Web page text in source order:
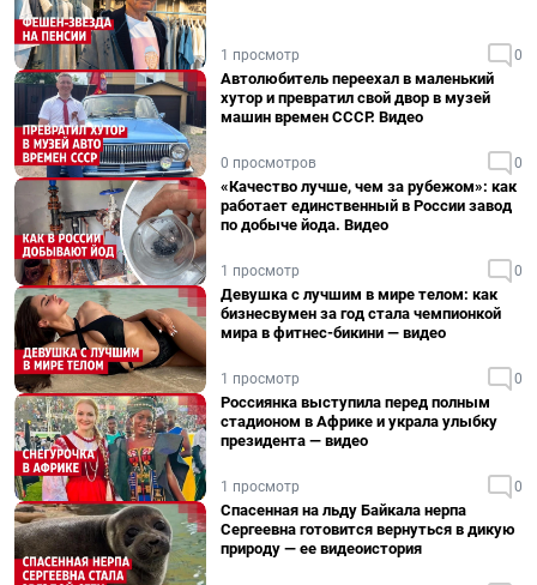
1 просмотр 0
Автолюбитель переехал в маленький
хутор и превратил свой двор в музей
машин времен СССР. Видео
0 просмотров 0
«Качество лучше, чем за рубежом»: как
работает единственный в России завод
по добыче йода. Видео
1 просмотр 0
Девушка с лучшим в мире телом: как
бизнесвумен за год стала чемпионкой
мира в фитнес-бикини — видео
1 просмотр 0
Россиянка выступила перед полным
стадионом в Африке и украла улыбку
президента — видео
1 просмотр 0
Спасенная на льду Байкала нерпа
Сергеевна готовится вернуться в дикую
природу — ее видеоистория